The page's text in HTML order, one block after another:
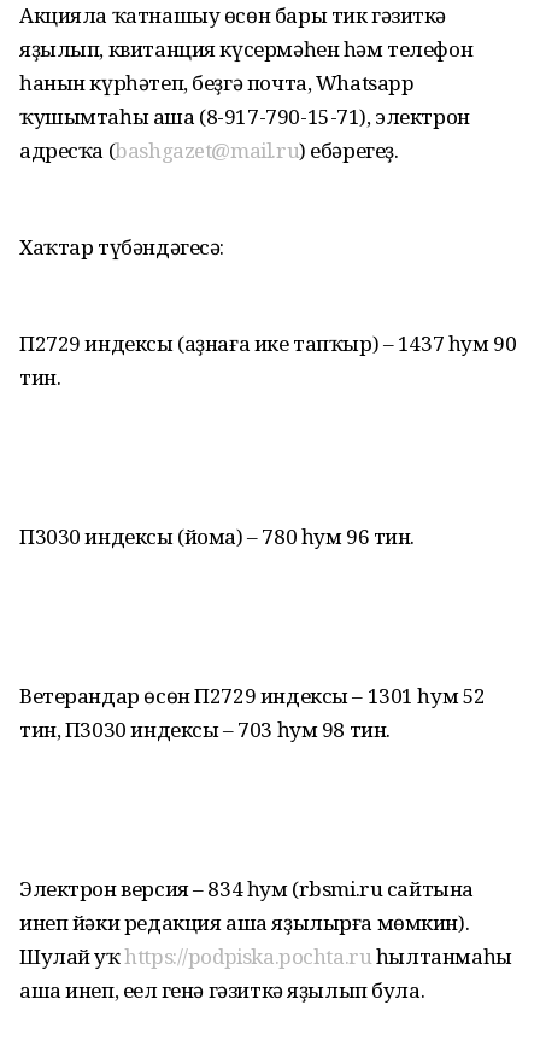
Акцияла ҡатнашыу өсөн бары тик гәзиткә
яҙылып, квитанция күсермәһен һәм телефон
һанын күрһәтеп, беҙгә почта, Whatsapp
ҡушымтаһы аша (8-917-790-15-71), электрон
адресҡа (bashgazet@mail.ru) ебәрегеҙ.
Хаҡтар түбәндәгесә:
П2729 индексы (аҙнаға ике тапҡыр) – 1437 һум 90
тин.
П3030 индексы (йома) – 780 һум 96 тин.
Ветерандар өсөн П2729 индексы – 1301 һум 52
тин, П3030 индексы – 703 һум 98 тин.
Электрон версия – 834 һум (rbsmi.ru сайтына
инеп йәки редакция аша яҙылырға мөмкин).
Шулай уҡhttps://podpiska.pochta.ruһылтанмаһы
аша инеп, еңел генә гәзиткә яҙылып була.